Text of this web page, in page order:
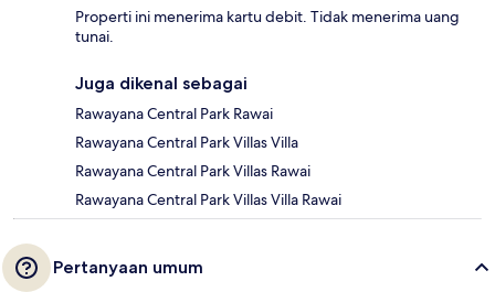
Properti ini menerima kartu debit. Tidak menerima uang
tunai.
Juga dikenal sebagai
Rawayana Central Park Rawai
Rawayana Central Park Villas Villa
Rawayana Central Park Villas Rawai
Rawayana Central Park Villas Villa Rawai
Pertanyaan umum